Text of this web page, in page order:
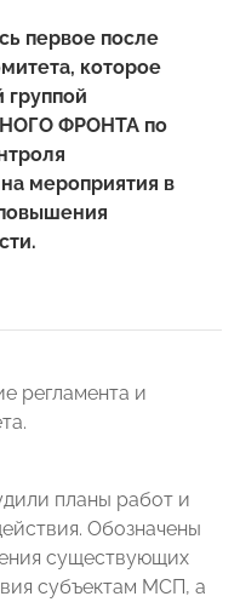
первое после
которое
ФРОНТА по
мероприятия в
регламента и
планы работ и
Обозначены
существующих
субъектам МСП, а